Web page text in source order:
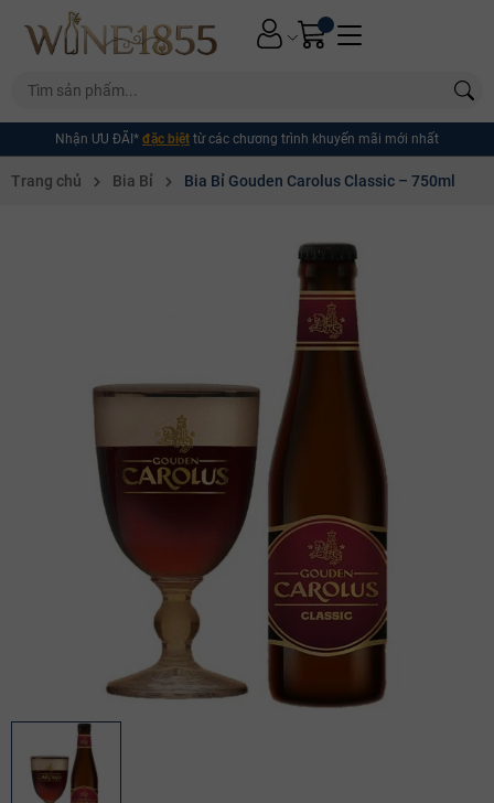
Nhận ƯU ĐÃI* đặc biệt từ các chương trình khuyến mãi mới nhất
Trang chủ Bia Bỉ Bia Bỉ Gouden Carolus Classic – 750ml